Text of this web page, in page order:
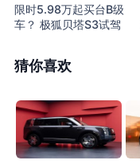
限时5.98万起买台B级
车？ 极狐贝塔S3试驾
猜你喜欢